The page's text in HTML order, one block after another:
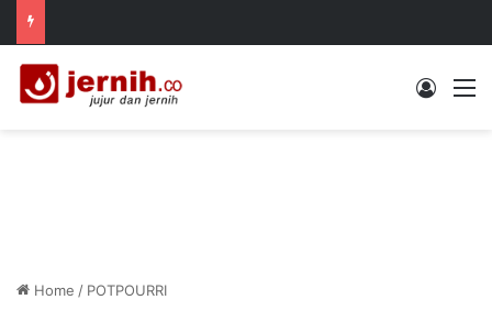
Log In
Home / POTPOURRI